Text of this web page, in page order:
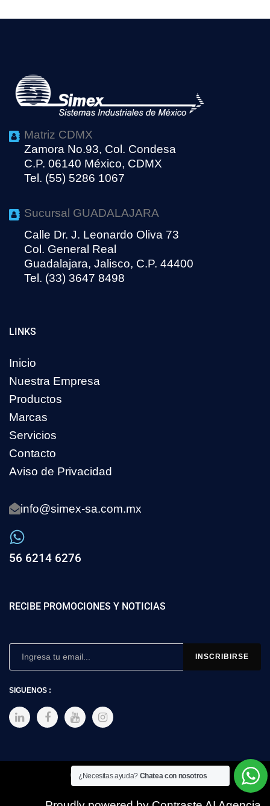
Matriz CDMX
Zamora No.93, Col. Condesa
C.P. 06140 México, CDMX
Tel. (55) 5286 1067
Sucursal GUADALAJARA
Calle Dr. J. Leonardo Oliva 73
Col. General Real
Guadalajara, Jalisco, C.P. 44400
Tel. (33) 3647 8498
LINKS
Inicio
Nuestra Empresa
Productos
Marcas
Servicios
Contacto
Aviso de Privacidad
info@simex-sa.com.mx
56 6214 6276
RECIBE PROMOCIONES Y NOTICIAS
SIGUENOS :
Copyright © 2025 SIMEX
¿Necesitas ayuda? Chatea con nosotros